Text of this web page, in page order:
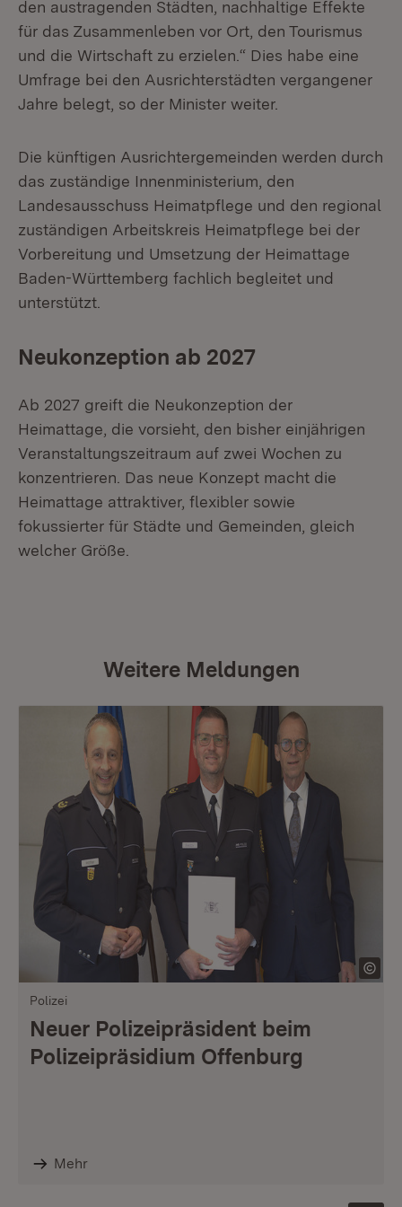
den austragenden Städten, nachhaltige Effekte
für das Zusammenleben vor Ort, den Tourismus
und die Wirtschaft zu erzielen.“ Dies habe eine
Umfrage bei den Ausrichterstädten vergangener
Jahre belegt, so der Minister weiter.
Die künftigen Ausrichtergemeinden werden durch
das zuständige Innenministerium, den
Landesausschuss Heimatpflege und den regional
zuständigen Arbeitskreis Heimatpflege bei der
Vorbereitung und Umsetzung der Heimattage
Baden-Württemberg fachlich begleitet und
unterstützt.
Neukonzeption ab 2027
Ab 2027 greift die Neukonzeption der
Heimattage, die vorsieht, den bisher einjährigen
Veranstaltungszeitraum auf zwei Wochen zu
konzentrieren. Das neue Konzept macht die
Heimattage attraktiver, flexibler sowie
fokussierter für Städte und Gemeinden, gleich
welcher Größe.
Weitere Meldungen
Polizei
Neuer Polizeipräsident beim
Polizeipräsidium Offenburg
Mehr